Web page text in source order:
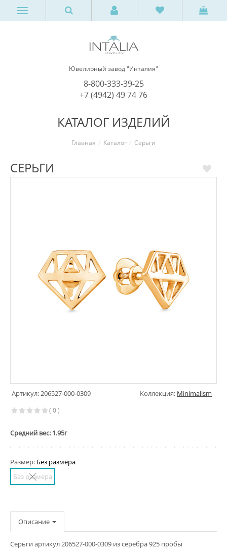
Ювелирный завод "Инталия"
8-800-333-39-25
+7 (4942) 49 74 76
КАТАЛОГ ИЗДЕЛИЙ
Главная Каталог Серьги
СЕРЬГИ
Артикул: 206527-000-0309 Коллекция: Minimalism
( 0 )
Средний вес: 1.95г
Размер: Без размера
Без размера
Описание
Серьги артикул 206527-000-0309 из серебра 925 пробы